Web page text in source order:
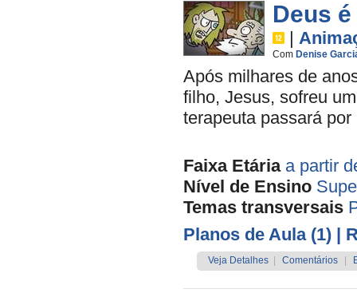
Deus
|
Com Denise
Após milhares de
filho, Jesus, sofreu
terapeuta passará
Faixa Etária a partir
Nível de Ensino
Temas transversais
Planos de Aula (1) |
Veja Detalhes Comentários